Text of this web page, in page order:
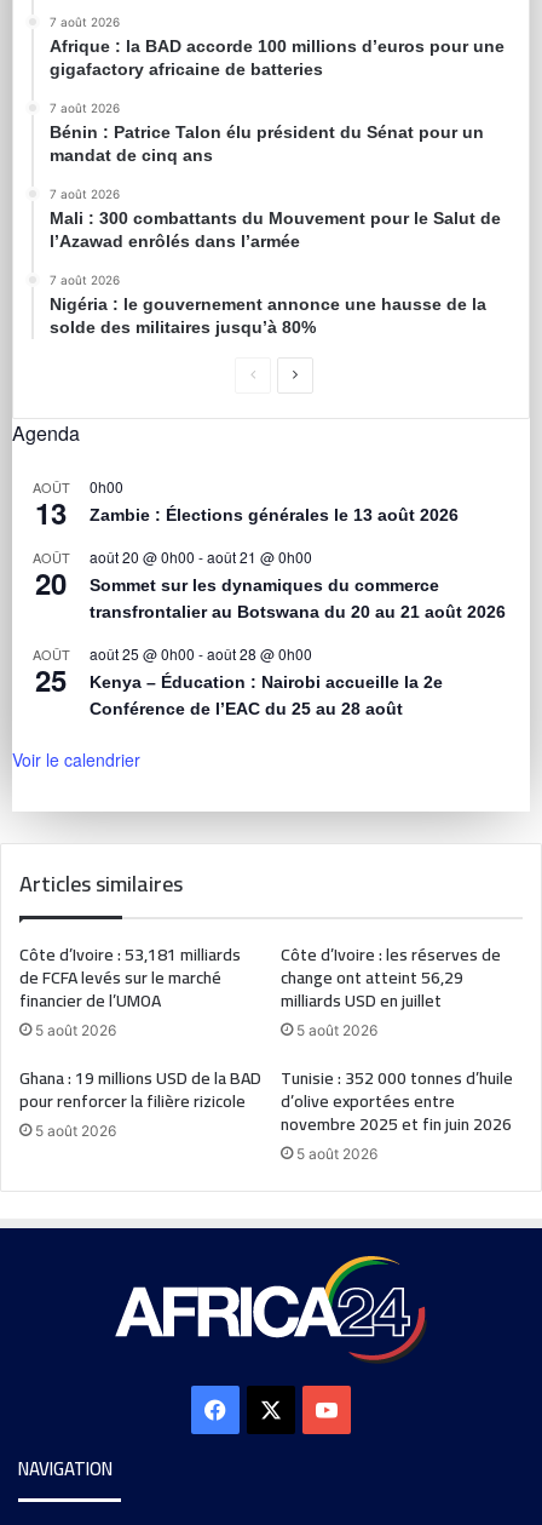
7 août 2026
Afrique : la BAD accorde 100 millions d’euros pour une
gigafactory africaine de batteries
7 août 2026
Bénin : Patrice Talon élu président du Sénat pour un
mandat de cinq ans
7 août 2026
Mali : 300 combattants du Mouvement pour le Salut de
l’Azawad enrôlés dans l’armée
7 août 2026
Nigéria : le gouvernement annonce une hausse de la
solde des militaires jusqu’à 80%
Agenda
AOÛT
13
0h00
Zambie : Élections générales le 13 août 2026
AOÛT
20
août 20 @ 0h00 -août 21 @ 0h00
Sommet sur les dynamiques du commerce
transfrontalier au Botswana du 20 au 21 août 2026
AOÛT
25
août 25 @ 0h00 -août 28 @ 0h00
Kenya – Éducation : Nairobi accueille la 2e
Conférence de l’EAC du 25 au 28 août
Voir le calendrier
Articles similaires
Côte d’Ivoire : 53,181 milliards
de FCFA levés sur le marché
financier de l’UMOA
5 août 2026
Côte d’Ivoire : les réserves de
change ont atteint 56,29
milliards USD en juillet
5 août 2026
Ghana : 19 millions USD de la BAD
pour renforcer la filière rizicole
5 août 2026
Tunisie : 352 000 tonnes d’huile
d’olive exportées entre
novembre 2025 et fin juin 2026
5 août 2026
NAVIGATION